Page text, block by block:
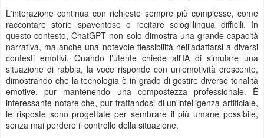
L'interazione continua con richieste sempre più complesse, come
raccontare storie spaventose o recitare scioglilingua difficili. In
questo contesto, ChatGPT non solo dimostra una grande capacità
narrativa, ma anche una notevole flessibilità nell'adattarsi a diversi
contesti emotivi. Quando l’utente chiede all'IA di simulare una
situazione di rabbia, la voce risponde con un'emotività crescente,
dimostrando che la tecnologia è in grado di gestire diverse tonalità
emotive, pur mantenendo una compostezza professionale. È
interessante notare che, pur trattandosi di un'intelligenza artificiale,
le risposte sono progettate per sembrare il più umane possibile,
senza mai perdere il controllo della situazione.